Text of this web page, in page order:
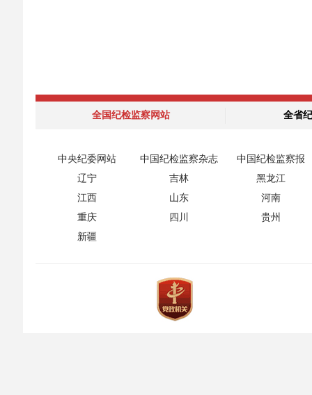
全国纪检监察网站 全省
中央纪委网站 中国纪检监察杂志
中国纪检监察报
辽宁
吉林
黑龙江
江西
山东
河南
重庆
四川
贵州
新疆